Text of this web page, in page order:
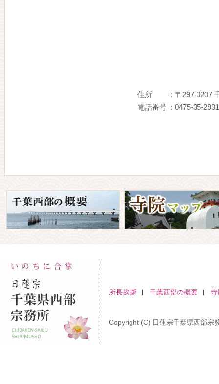
住所
：〒297-0207
電話番号 ：0475-35-
所長挨拶 千葉西部の概要 寺
Copyright (C) 日蓮宗千葉県西部宗